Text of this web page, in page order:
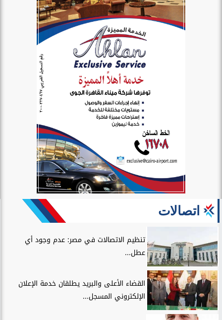
اتصالات
تنظيم الاتصالات في مصر: عدم وجود أي
عطل...
القضاء الأعلى والبريد يطلقان خدمة الإعلان
الإلكتروني المسجل...